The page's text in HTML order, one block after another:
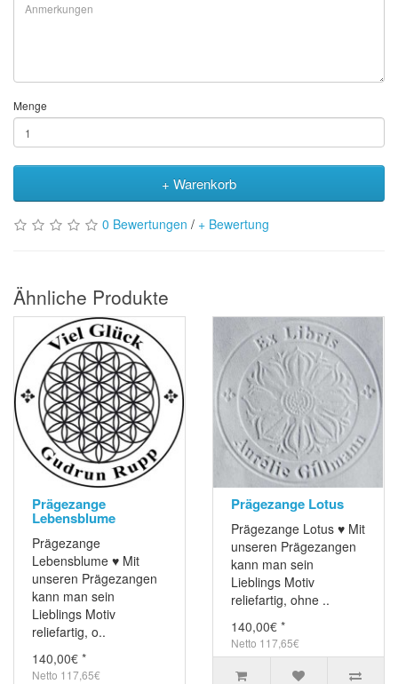
Menge
+ Warenkorb
0 Bewertungen / + Bewertung
Ähnliche Produkte
Prägezange
Lebensblume
Prägezange
Lebensblume ♥ Mit
unseren Prägezangen
kann man sein
Lieblings Motiv
reliefartig, o..
140,00€ *
Netto 117,65€
Prägezange Lotus
Prägezange Lotus ♥ Mit
unseren Prägezangen
kann man sein
Lieblings Motiv
reliefartig, ohne ..
140,00€ *
Netto 117,65€